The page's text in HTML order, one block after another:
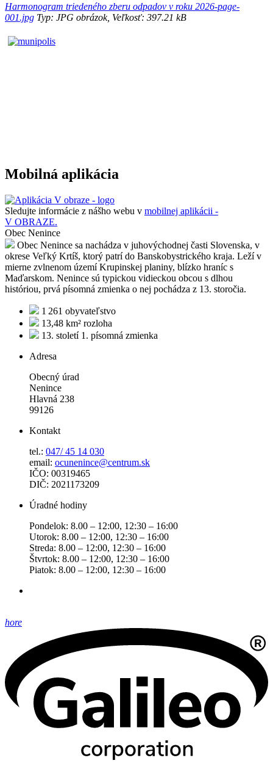
Harmonogram triedeného zberu odpadov v roku 2026-page-
001.jpg Typ: JPG obrázok, Veľkosť: 397.21 kB
Mobilná aplikácia
Sledujte informácie z nášho webu v mobilnej aplikácii -
V OBRAZE.
Obec Nenince
Obec Nenince sa nachádza v juhovýchodnej časti Slovenska, v
okrese Veľký Krtíš, ktorý patrí do Banskobystrického kraja. Leží v
mierne zvlnenom území Krupinskej planiny, blízko hraníc s
Maďarskom. Nenince sú typickou vidieckou obcou s dlhou
históriou, prvá písomná zmienka o nej pochádza z 13. storočia.
1 261 obyvateľstvo
13,48 km² rozloha
13. století 1. písomná zmienka
Adresa
Obecný úrad
Nenince
Hlavná 238
99126
Kontakt
tel.: 047/ 45 14 030
email: ocunenince@centrum.sk
IČO: 00319465
DIČ: 2021173209
Úradné hodiny
Pondelok: 8.00 – 12:00, 12:30 – 16:00
Utorok: 8.00 – 12:00, 12:30 – 16:00
Streda: 8.00 – 12:00, 12:30 – 16:00
Štvrtok: 8.00 – 12:00, 12:30 – 16:00
Piatok: 8.00 – 12:00, 12:30 – 16:00
hore